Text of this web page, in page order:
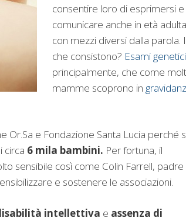
consentire loro di esprimersi e
comunicare anche in età adulta
con mezzi diversi dalla parola.
che consistono? Esami genetici
principalmente, che come
mamme scoprono in
Or.Sa e Fondazione Santa Lucia perché
circa 6 mila bambini. Per fortuna, il
sensibile così come Colin Farrell, padre
e sostenere le associazioni.
intellettiva e assenza di